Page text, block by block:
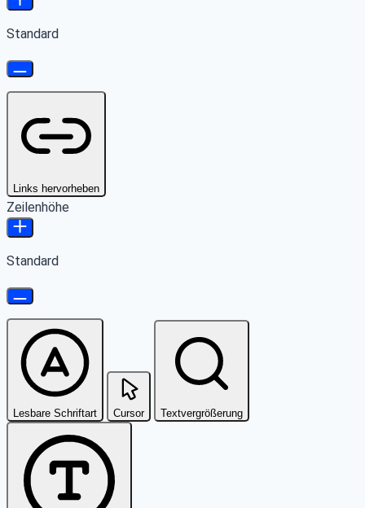
Standard
Links hervorheben
Zeilenhöhe
Standard
Lesbare Schriftart Cursor Textvergrößerung